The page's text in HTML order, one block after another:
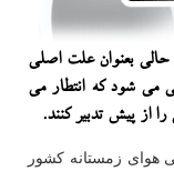
بعنوان علت اصلی
می شود که انتطار می
از پیش تدبیر کنند.
هوای زمستانه کشور